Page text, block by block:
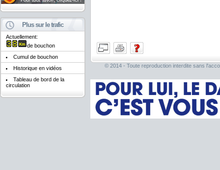
Plus sur le trafic
Actuellement:
de bouchon
Cumul de bouchon
Historique en vidéos
Tableau de bord de la
circulation
© 2014 - Toute reproduction interdite sans